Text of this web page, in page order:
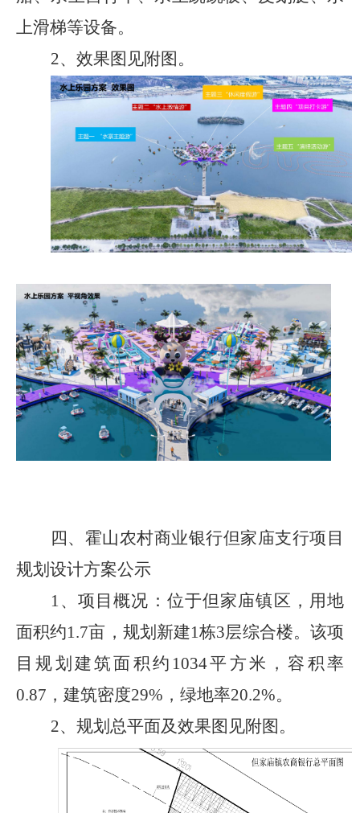
上滑梯等设备。
2、 效果图 见附图 。
四、 霍山农村商业银行但家庙支行项目
规划设计方案公示
1、 项目概况： 位于但家庙镇 区， 用地
面积约1.7亩 ， 规划新建1栋3层综合楼。该项
目规划建筑面积约 1034平方米，容积率
0.87 ，建筑密度29% ，绿地率20.2%。
2、 规划总平面及效果图 见附图 。